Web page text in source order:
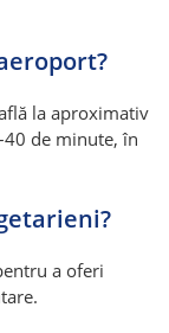
la aproximativ
de minute, în
a oferi